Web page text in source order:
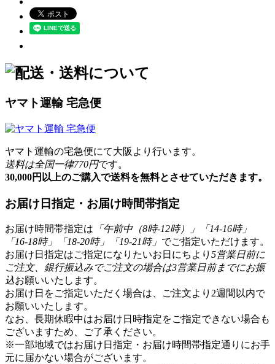
ヤマト運輸 宅急便
ヤマト運輸の宅急便にて大阪より行います。
送料は全国一律770円です。
30,000円以上のご購入で送料を無料とさせていただきます。
お届け日指定・お届け時間帯指定
お届け時間帯指定は 「午前中（8時-12時）」「14-16時」
「16-18時」「18-20時」「19-21時」 でご指定いただけます。
お届け日指定はご指定になりたいお日にちより 5営業日前に
ご注文、銀行振込みでご注文の場合は3営業日前までにお振
込お願いいたします。
お届け日をご指定いただく場合は、ご注文より2週間以内で
お願いいたします。
なお、長期休暇中はお届け日時指定をご指定できない場合も
ございますため、ご了承ください。
※一部地域ではお届け日指定・お届け時間帯指定通りにお手
元に届かない場合がございます。